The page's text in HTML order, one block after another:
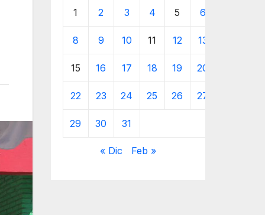
1 2 3 4 5 6
8 9 10 11 12 13
15 16 17 18 19 20
22 23 24 25 26 27
29 30 31
« Dic Feb »